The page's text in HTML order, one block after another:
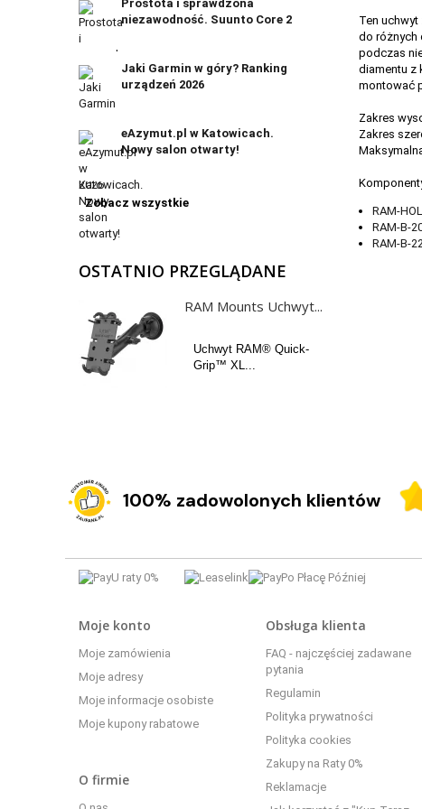
Prostota i sprawdzona
niezawodność. Suunto Core 2
Jaki Garmin w góry? Ranking
urządzeń 2026
eAzymut.pl w Katowicach.
Nowy salon otwarty!
Zobacz wszystkie
OSTATNIO PRZEGLĄDANE
RAM Mounts Uchwyt...
Uchwyt RAM® Quick-
Grip™ XL...
Ten
do różnych
podczas
diamentu z
montować
Zakres
Zakres
RAM-
RAM-B-
RAM-B-
100% zadowolonych klientów
Moje konto
Moje zamówienia
Moje adresy
Moje informacje osobiste
Moje kupony rabatowe
O firmie
Obsługa klienta
FAQ - najczęściej zadawane
pytania
Regulamin
Polityka prywatności
Polityka cookies
Zakupy na Raty 0%
Reklamacje